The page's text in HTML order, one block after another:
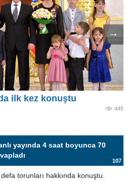
→
ilk kez konuştu
445
yayında 4 saat boyunca 70
107
torunları hakkında konuştu.